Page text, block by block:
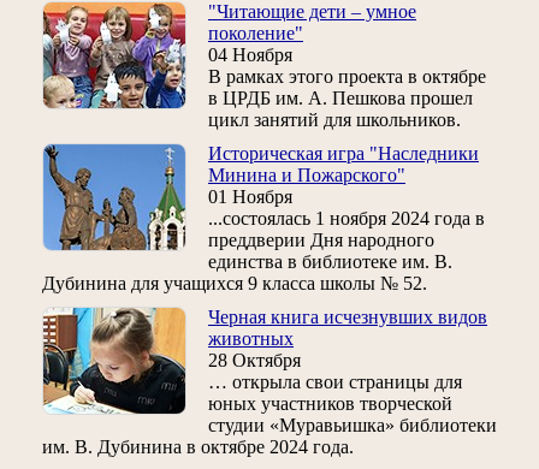
"Читающие дети – умное
поколение"
04 Ноября
В рамках этого проекта в октябре
в ЦРДБ им. А. Пешкова прошел
цикл занятий для школьников.
Историческая игра "Наследники
Минина и Пожарского"
01 Ноября
...состоялась 1 ноября 2024 года в
преддверии Дня народного
единства в библиотеке им. В.
Дубинина для учащихся 9 класса школы № 52.
Черная книга исчезнувших видов
животных
28 Октября
… открыла свои страницы для
юных участников творческой
студии «Муравьишка» библиотеки
им. В. Дубинина в октябре 2024 года.